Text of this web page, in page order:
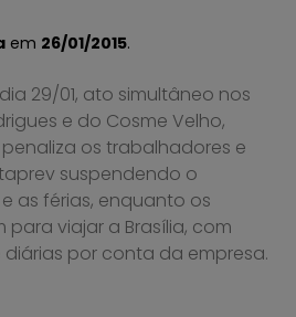
em 26/01/2015.
29/01, ato simultâneo nos
e do Cosme Velho,
os trabalhadores e
suspendendo o
as férias, enquanto os
viajar a Brasília, com
por conta da empresa.